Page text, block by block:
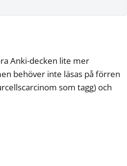
Anki-decken lite mer
behöver inte läsas på förren
som tagg) och